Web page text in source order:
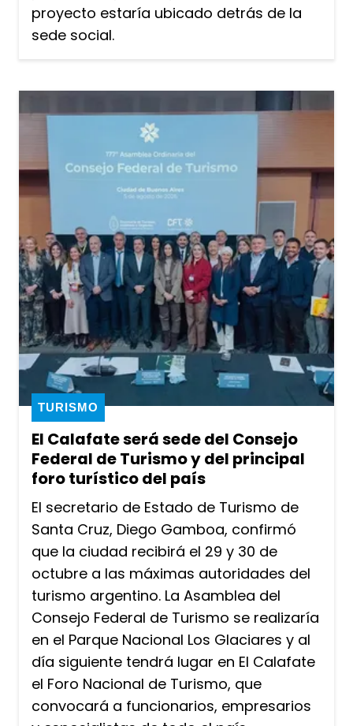
proyecto estaría ubicado detrás de la
sede social.
El Calafate será sede del Consejo
Federal de Turismo y del principal
foro turístico del país
TURISMO
El secretario de Estado de Turismo de
Santa Cruz, Diego Gamboa, confirmó
que la ciudad recibirá el 29 y 30 de
octubre a las máximas autoridades del
turismo argentino. La Asamblea del
Consejo Federal de Turismo se realizaría
en el Parque Nacional Los Glaciares y al
día siguiente tendrá lugar en El Calafate
el Foro Nacional de Turismo, que
convocará a funcionarios, empresarios